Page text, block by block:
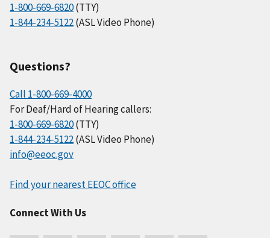
1-800-669-6820(TTY)
1-844-234-5122(ASL Video Phone)
Questions?
Call 1-800-669-4000
For Deaf/Hard of Hearing callers:
1-800-669-6820(TTY)
1-844-234-5122(ASL Video Phone)
info@eeoc.gov
Find your nearest EEOC office
Connect With Us